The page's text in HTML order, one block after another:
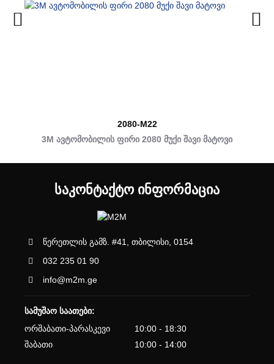
2080-M22
3M ავტომობილის ფირი 2080 მუქი შავი მატოვი
ᲡᲐᲙᲝᲜᲢᲐᲥᲢᲝ ᲘᲜᲤᲝᲠᲛᲐᲪᲘᲐ
წერეთლის გამზ. #41, თბილისი, 0154
032 235 01 90
info@m2m.ge
სამუშაო საათები:
ორშაბათი-პარასკევი
10:00 - 18:30
შაბათი
10:00 - 14:00